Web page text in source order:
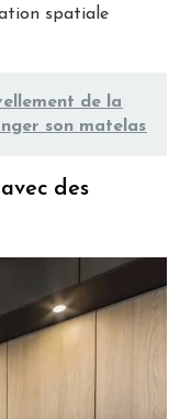
spatiale
de la
son matelas
des